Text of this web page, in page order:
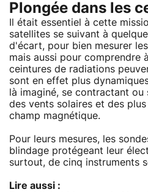
Plongée dans les
Il était essentiel à cette
satellites se suivant à
d'écart, pour bien mesurer
mais aussi pour comprendre
ceintures de radiations
sont en effet plus
là imaginé, se contractant
des vents solaires et des
champ magnétique.
Pour leurs mesures, les
blindage protégeant leur
surtout, de cinq instruments
Lire aussi :